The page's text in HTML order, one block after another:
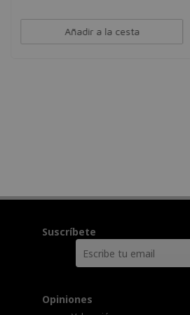
Añadir a la cesta
Suscríbete
Opiniones